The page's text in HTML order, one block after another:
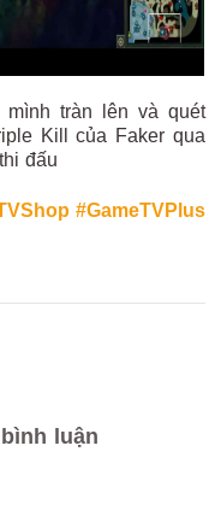
tràn lên và quét
Kill của Faker qua
đấu
#GameTVPlus
luận